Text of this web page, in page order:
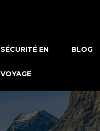
SÉCURITÉ EN
VOYAGE
BLOG